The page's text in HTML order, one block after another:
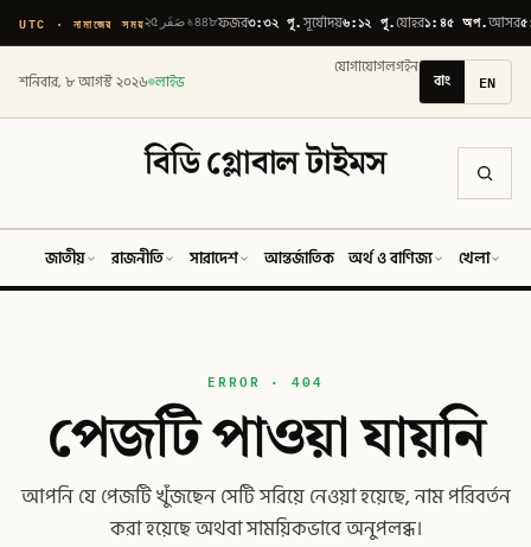
UTC · নামাজের সময় ২৫ صَفَر ১৪৪৮ফজর৩:৩২ পূ.সূর্যোদয়৬:১২ পূ.যোহর১:৪৫ অপ.আসর
শনিবার, ৮ আগস্ট ২০২৬ লাইভ
যোগাযোগলগইন
বাং EN
বিডি গ্লোবাল টাইমস
জাতীয় রাজনীতি সারাদেশ আন্তর্জাতিক অর্থ ও বাণিজ্য খেলা
ERROR · 404
পেজটি পাওয়া যায়নি
আপনি যে পেজটি খুঁজছেন সেটি সরিয়ে নেওয়া হয়েছে, নাম পরিবর্তন
করা হয়েছে অথবা সাময়িকভাবে অনুপলব্ধ।